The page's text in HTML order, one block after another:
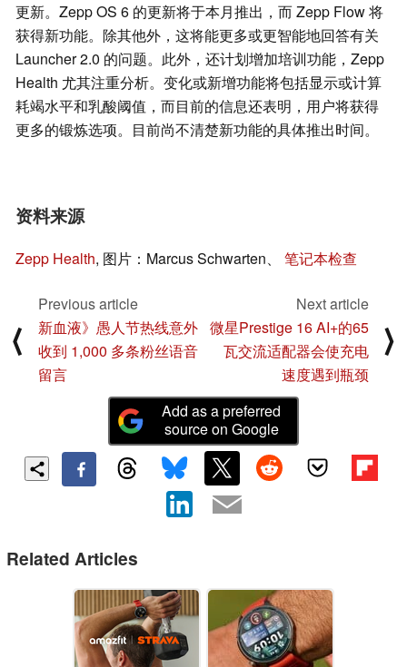
更新。Zepp OS 6 的更新将于本月推出，而 Zepp Flow 将
获得新功能。除其他外，这将能更多或更智能地回答有关
Launcher 2.0 的问题。此外，还计划增加培训功能，Zepp
Health 尤其注重分析。变化或新增功能将包括显示或计算
耗竭水平和乳酸阈值，而目前的信息还表明，用户将获得
更多的锻炼选项。目前尚不清楚新功能的具体推出时间。
资料来源
Zepp Health, 图片：Marcus Schwarten、 笔记本检查
⟨
Previous article
新血液》愚人节热线意外
收到 1,000 多条粉丝语音
留言
Next article
微星Prestige 16 AI+的65
瓦交流适配器会使充电
速度遇到瓶颈
⟩
Add as a preferred
source on Google
Related Articles